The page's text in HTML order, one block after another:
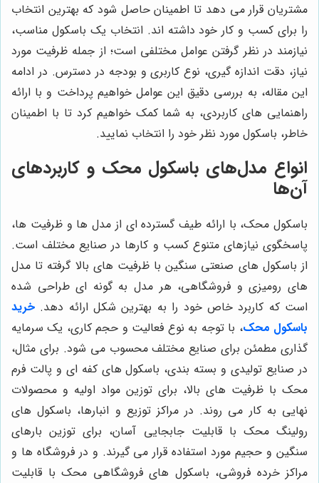
مشتریان قرار می دهد تا اطمینان حاصل شود که بهترین انتخاب
را برای کسب و کار خود داشته اند. انتخاب یک باسکول مناسب،
نیازمند در نظر گرفتن عوامل مختلفی است؛ از جمله ظرفیت مورد
نیاز، دقت اندازه گیری، نوع کاربری و بودجه در دسترس. در ادامه
این مقاله، به بررسی دقیق این عوامل خواهیم پرداخت و با ارائه
راهنمایی های کاربردی، به شما کمک خواهیم کرد تا با اطمینان
خاطر، باسکول مورد نظر خود را انتخاب نمایید.
انواع مدل‌های باسکول محک و کاربردهای
آن‌ها
باسکول محک، با ارائه طیف گسترده ای از مدل ها و ظرفیت ها،
پاسخگوی نیازهای متنوع کسب و کارها در صنایع مختلف است.
از باسکول های صنعتی سنگین با ظرفیت های بالا گرفته تا مدل
های رومیزی و فروشگاهی، هر مدل به گونه ای طراحی شده
است که کاربرد خاص خود را به بهترین شکل ارائه دهد. خرید
باسکول محک، با توجه به نوع فعالیت و حجم کاری، یک سرمایه
گذاری مطمئن برای صنایع مختلف محسوب می شود. برای مثال،
در صنایع تولیدی و بسته بندی، باسکول های کفه ای و پالت فرم
محک با ظرفیت های بالا، برای توزین مواد اولیه و محصولات
نهایی به کار می روند. در مراکز توزیع و انبارها، باسکول های
رولینگ محک با قابلیت جابجایی آسان، برای توزین بارهای
سنگین و حجیم مورد استفاده قرار می گیرند. و در فروشگاه ها و
مراکز خرده فروشی، باسکول های فروشگاهی محک با قابلیت